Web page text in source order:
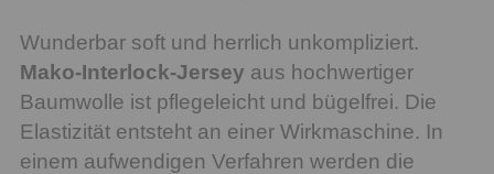
Wunderbar soft und herrlich unkompliziert.
Mako-Interlock-Jersey aus hochwertiger
Baumwolle ist pflegeleicht und bügelfrei. Die
Elastizität entsteht an einer Wirkmaschine. In
einem aufwendigen Verfahren werden die